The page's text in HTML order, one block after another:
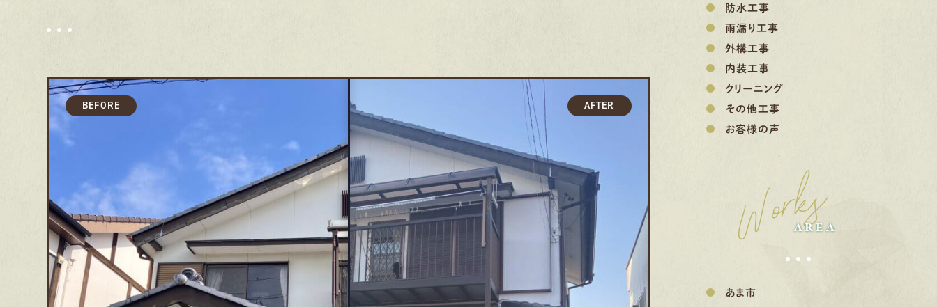
防水工事
雨漏り工事
外構工事
内装工事
クリーニング
その他工事
お客様の声
Works
AREA
あま市